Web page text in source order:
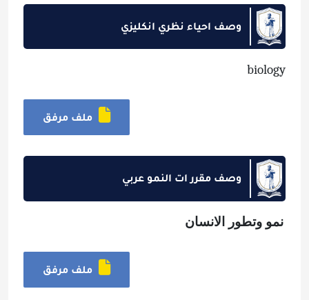
وصف احياء نظري انكليزي
biology
ملف مرفق
وصف مقرر ات النمو عربي
نمو وتطور الانسان
ملف مرفق